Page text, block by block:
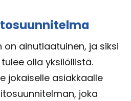
on ainutlaatuinen, ja siksi
olla yksilöllistä.
jokaiselle asiakkaalle
joka